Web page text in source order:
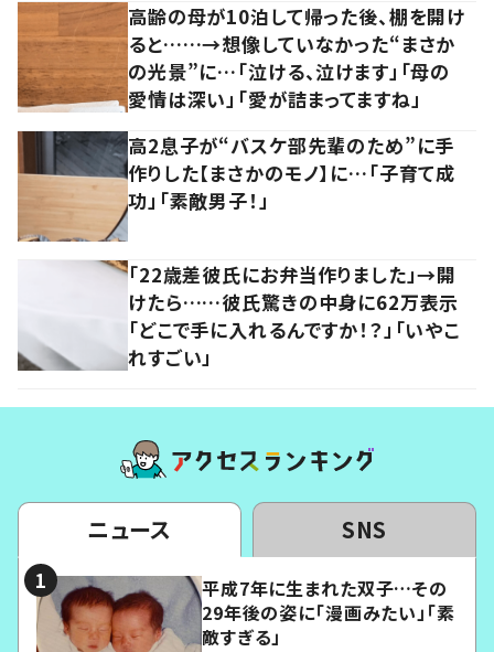
高齢の母が10泊して帰った後、棚を開け
ると……→想像していなかった“まさか
の光景”に…「泣ける、泣けます」「母の
愛情は深い」「愛が詰まってますね」
高2息子が“バスケ部先輩のため”に手
作りした【まさかのモノ】に…「子育て成
功」「素敵男子！」
「22歳差彼氏にお弁当作りました」→開
けたら……彼氏驚きの中身に62万表示
「どこで手に入れるんですか！？」「いやこ
れすごい」
ニュース SNS
平成7年に生まれた双子…その
29年後の姿に「漫画みたい」「素
敵すぎる」